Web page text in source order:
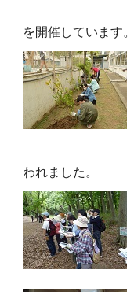
を開催しています。
われました。